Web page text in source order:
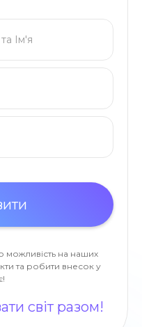
можливість на наших
та робити внесок у
світ разом!